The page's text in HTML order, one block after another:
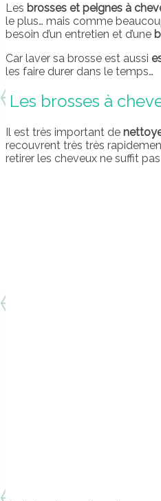
Les brosses et peignes à
le plus… mais comme
besoin d’un entretien et d’une
Car laver sa brosse est aussi
les faire durer dans le temps…
Les brosses à
Il est très important de
recouvrent très très
retirer les cheveux ne suffit